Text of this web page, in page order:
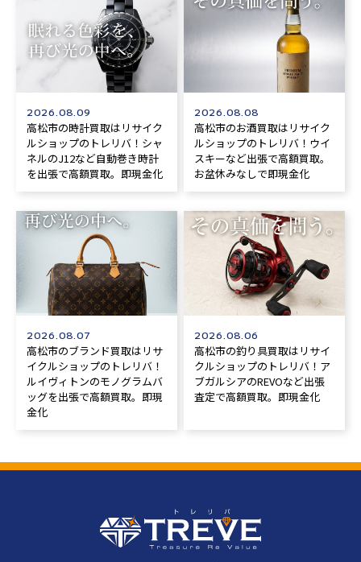
2026.08.09
高松市の時計買取はリサイク
ルショップのトレリバ！シャ
ネルのJ12など自動巻き時計
を出張で高額買取。即現金化
2026.08.08
高松市のお酒買取はリサイク
ルショップのトレリバ！ウイ
スキーなど出張で高額買取。
お盆休みなしで即現金化
2026.08.07
高松市のブランド買取はリサ
イクルショップのトレリバ！
ルイヴィトンのモノグラムバ
ッグを出張で高額買取。即現
金化
2026.08.06
高松市の釣り具買取はリサイ
クルショップのトレリバ！ア
ブガルシアのREVOなど出張
査定で高額買取。即現金化